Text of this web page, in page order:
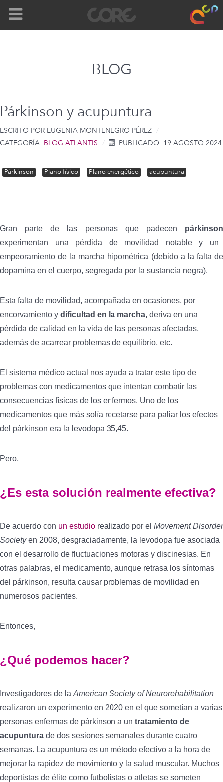
BLOG
Párkinson y acupuntura
ESCRITO POR EUGENIA MONTENEGRO PÉREZ
CATEGORÍA: BLOG ATLANTIS PUBLICADO: 19 AGOSTO 2024
Párkinson Plano físico Plano energético acupuntura
Gran parte de las personas que padecen párkinson
experimentan una pérdida de movilidad notable y un
empeoramiento de la marcha hipométrica (debido a la falta de
dopamina en el cuerpo, segregada por la sustancia negra).
Esta falta de movilidad, acompañada en ocasiones, por
encorvamiento y dificultad en la marcha, deriva en una
pérdida de calidad en la vida de las personas afectadas,
además de acarrear problemas de equilibrio, etc.
El sistema médico actual nos ayuda a tratar este tipo de
problemas con medicamentos que intentan combatir las
consecuencias físicas de los enfermos. Uno de los
medicamentos que más solía recetarse para paliar los efectos
del párkinson era la levodopa 35,45.
Pero,
¿Es esta solución realmente efectiva?
De acuerdo con un estudio realizado por el Movement Disorder
Societyen 2008, desgraciadamente, la levodopa fue asociada
con el desarrollo de fluctuaciones motoras y discinesias. En
otras palabras, el medicamento, aunque retrasa los síntomas
del párkinson, resulta causar problemas de movilidad en
numerosos pacientes.
Entonces,
¿Qué podemos hacer?
Investigadores de la American Society of Neurorehabilitation
realizaron un experimento en 2020 en el que sometían a varias
personas enfermas de párkinson a un tratamiento de
acupuntura de dos sesiones semanales durante cuatro
semanas. La acupuntura es un método efectivo a la hora de
mejorar la rapidez de movimiento y la salud muscular. Muchos
deportistas de élite como futbolistas o atletas se someten